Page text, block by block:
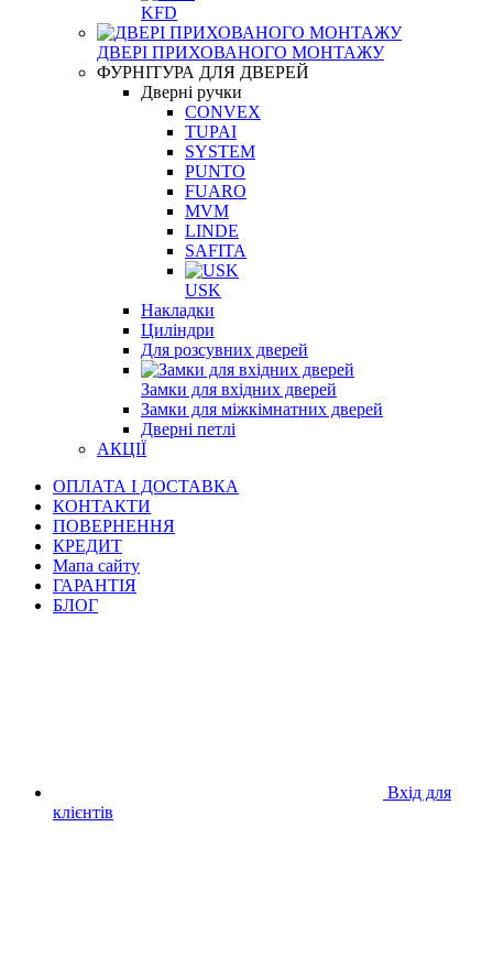
KFD
ДВЕРІ ПРИХОВАНОГО МОНТАЖУ
ФУРНІТУРА ДЛЯ ДВЕРЕЙ
Дверні ручки
CONVEX
TUPAI
SYSTEM
PUNTO
FUARO
MVM
LINDE
SAFITA
USK
Накладки
Циліндри
Для розсувних дверей
Замки для вхідних дверей
Замки для міжкімнатних дверей
Дверні петлі
АКЦІЇ
ОПЛАТА І ДОСТАВКА
КОНТАКТИ
ПОВЕРНЕННЯ
КРЕДИТ
Мапа сайту
ГАРАНТІЯ
БЛОГ
Вхід для
клієнтів